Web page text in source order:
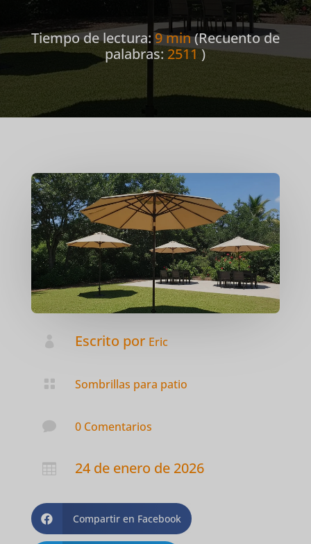
Tiempo de lectura: 9 min(Recuento de
palabras: 2511)
Escrito por Eric
 Sombrillas para patio
 0 Comentarios
 24 de enero de 2026
 Compartir en Facebook